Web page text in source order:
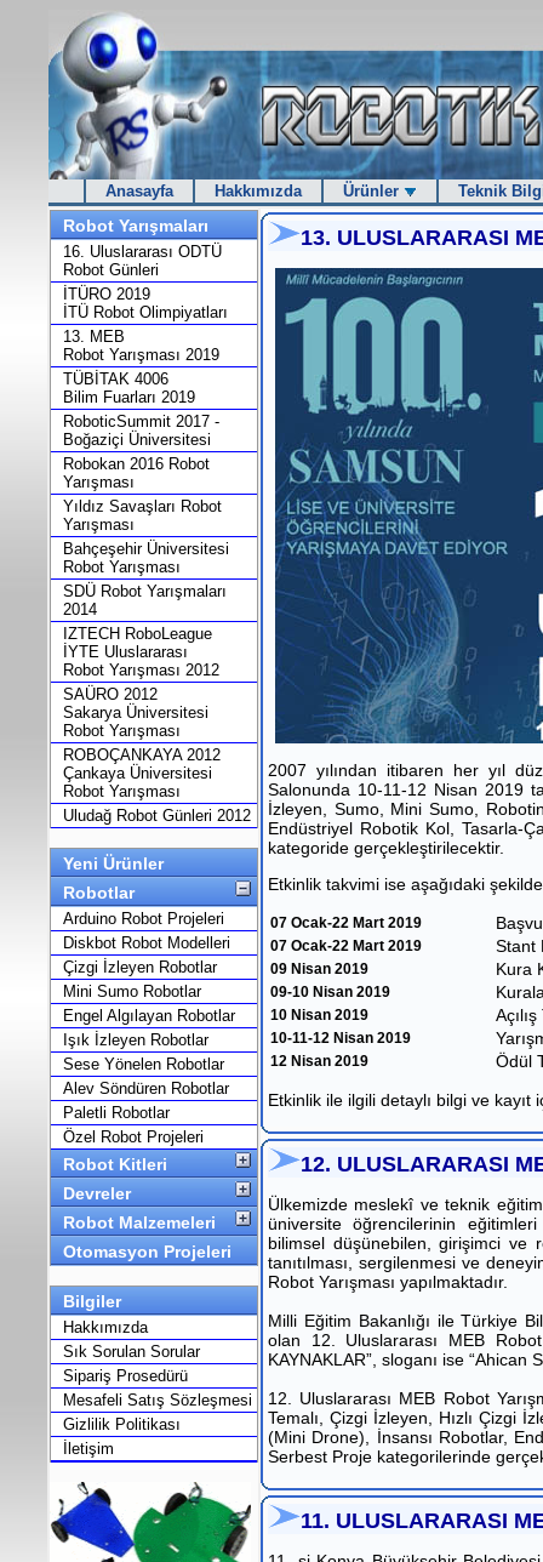
Anasayfa Hakkımızda Ürünler Teknik
Robot Yarışmaları
16. Uluslararası ODTÜ
Robot Günleri
İTÜRO 2019
İTÜ Robot Olimpiyatları
13. MEB
Robot Yarışması 2019
TÜBİTAK 4006
Bilim Fuarları 2019
RoboticSummit 2017 -
Boğaziçi Üniversitesi
Robokan 2016 Robot
Yarışması
Yıldız Savaşları Robot
Yarışması
Bahçeşehir Üniversitesi
Robot Yarışması
SDÜ Robot Yarışmaları
2014
IZTECH RoboLeague
İYTE Uluslararası
Robot Yarışması 2012
SAÜRO 2012
Sakarya Üniversitesi
Robot Yarışması
ROBOÇANKAYA 2012
Çankaya Üniversitesi
Robot Yarışması
Uludağ Robot Günleri 2012
Yeni Ürünler
Robotlar
Arduino Robot Projeleri
Diskbot Robot Modelleri
Çizgi İzleyen Robotlar
Mini Sumo Robotlar
Engel Algılayan Robotlar
Işık İzleyen Robotlar
Sese Yönelen Robotlar
Alev Söndüren Robotlar
Paletli Robotlar
Özel Robot Projeleri
Robot Kitleri
Devreler
Robot Malzemeleri
Otomasyon Projeleri
Bilgiler
Hakkımızda
Sık Sorulan Sorular
Sipariş Prosedürü
Mesafeli Satış Sözleşmesi
Gizlilik Politikası
İletişim
13. ULUSLARARASI
2007 yılından itibaren her yıl
Salonunda 10-11-12 Nisan 2019
İzleyen, Sumo, Mini Sumo,
Endüstriyel Robotik Kol, Tasarla-
kategoride gerçekleştirilecektir.
Etkinlik takvimi ise aşağıdaki
07 Ocak-22 Mart 2019
07 Ocak-22 Mart 2019 Stant
09 Nisan 2019 Kura
09-10 Nisan 2019
10 Nisan 2019
10-11-12 Nisan 2019
12 Nisan 2019
Ödül
Etkinlik ile ilgili detaylı bilgi ve kayıt
12. ULUSLARARASI
Ülkemizde meslekî ve teknik
üniversite öğrencilerinin
bilimsel düşünebilen, girişimci ve
tanıtılması, sergilenmesi ve
Robot Yarışması yapılmaktadır.
Milli Eğitim Bakanlığı ile Türkiye
olan 12. Uluslararası MEB Robot
KAYNAKLAR”, sloganı ise “Ahican
12. Uluslararası MEB Robot
Temalı, Çizgi İzleyen, Hızlı Çizgi
(Mini Drone), İnsansı Robotlar,
Serbest Proje kategorilerinde
11. ULUSLARARASI